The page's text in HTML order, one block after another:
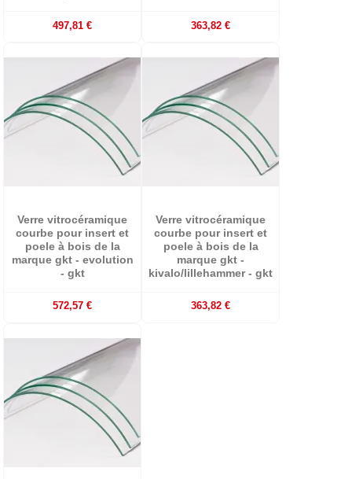
497,81 € 363,82 €
Verre vitrocéramique
courbe pour insert et
poele à bois de la
marque gkt - evolution
- gkt
572,57 €
Verre vitrocéramique
courbe pour insert et
poele à bois de la
marque gkt -
kivalo/lillehammer - gkt
363,82 €